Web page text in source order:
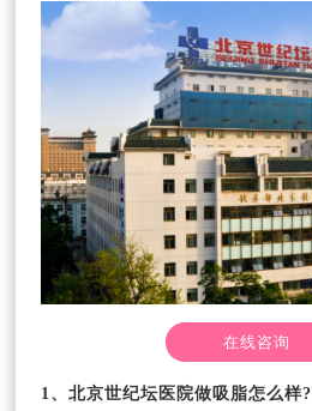
在线咨询
1、北京世纪坛医院做吸脂怎么样?